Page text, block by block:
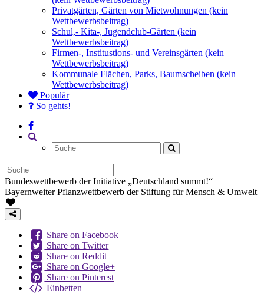
Privatgärten, Gärten von Mietwohnungen (kein
Wettbewerbsbeitrag)
Schul,- Kita-, Jugendclub-Gärten (kein
Wettbewerbsbeitrag)
Firmen-, Institustions- und Vereinsgärten (kein
Wettbewerbsbeitrag)
Kommunale Flächen, Parks, Baumscheiben (kein
Wettbewerbsbeitrag)
Populär
So gehts!
Bundeswettbewerb der Initiative „Deutschland summt!“
Bayernweiter Pflanzwettbewerb der Stiftung für Mensch & Umwelt
Share on Facebook
Share on Twitter
Share on Reddit
Share on Google+
Share on Pinterest
Einbetten